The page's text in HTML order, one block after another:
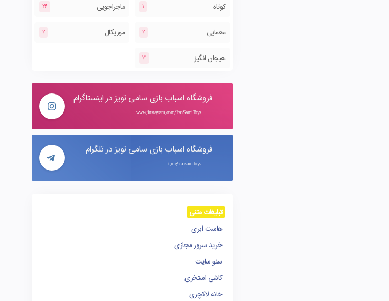
کوتاه 1 ماجراجویی 26
معمایی 2 موزیکال 2
هیجان انگیز 3
فروشگاه اسباب بازی سامی تویز در اینستاگرام
www.instagram.com/IranSamiToys
فروشگاه اسباب بازی سامی تویز در تلگرام
t.me/iransamitoys
تبلیغات متنی
هاست ابری
خرید سرور مجازی
سئو سایت
کاشی استخری
خانه لاکچری